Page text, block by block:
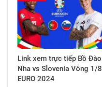
Link xem trực tiếp Bồ Đào
Nha vs Slovenia Vòng 1/8
EURO 2024